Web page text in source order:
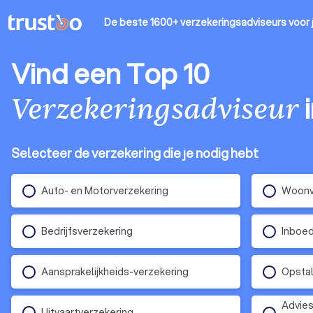
De beste 1600+ verzekeringsadviseursvoor
Vind een Top 10
Verzekeringsadviseur
Selecteer de verzekering die je nodig hebt
Auto- en Motorverzekering
Bedrijfsverzekering
Aansprakelijkheids-verzekering